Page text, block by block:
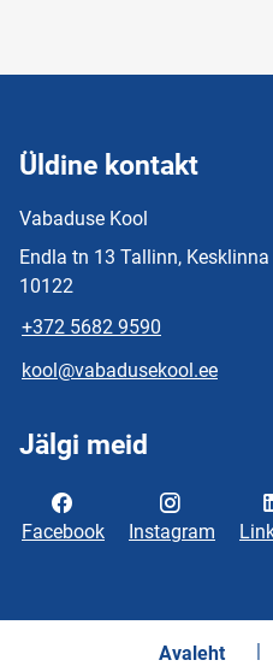
Üldine kontakt
Vabaduse Kool
Endla tn 13 Tallinn,
10122
+372 5682 9590
kool@vabadusekool.ee
Jälgi meid
Facebook Instagram
Avaleht